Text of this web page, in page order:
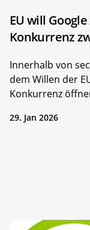
EU will
Konkurrenz
Innerhalb von
dem Willen der
Konkurrenz
29. Jan 2026